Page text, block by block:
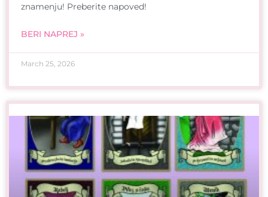
znamenju! Preberite napoved!
BERI NAPREJ »
March 25, 2026